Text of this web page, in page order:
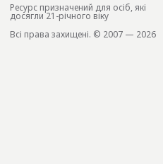
Ресурс призначений для осіб, які
досягли 21-річного віку
Всі права захищені. © 2007 — 2026